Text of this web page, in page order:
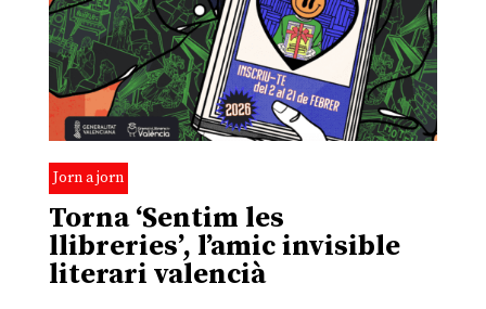
Jorn a jorn
Torna ‘Sentim les
llibreries’, l’amic invisible
literari valencià